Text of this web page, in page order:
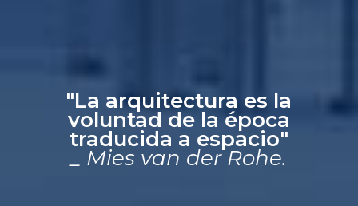
"La arquitectura es la
voluntad de la época
traducida a espacio"
_ Mies van der Rohe.